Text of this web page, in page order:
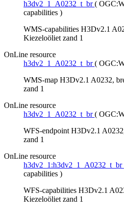
h3dv2_1_A0232_t_br (
capabilities )
WMS-capabilities H3Dv2.1
Kiezeloöliet zand 1
OnLine resource
h3dv2_1_A0232_t_br (
WMS-map H3Dv2.1 A0232,
zand 1
OnLine resource
h3dv2_1_A0232_t_br (
WFS-endpoint H3Dv2.1
zand 1
OnLine resource
h3dv2_1:h3dv2_1_A0232_t_br
capabilities )
WFS-capabilities H3Dv2.1
Kiezeloöliet zand 1